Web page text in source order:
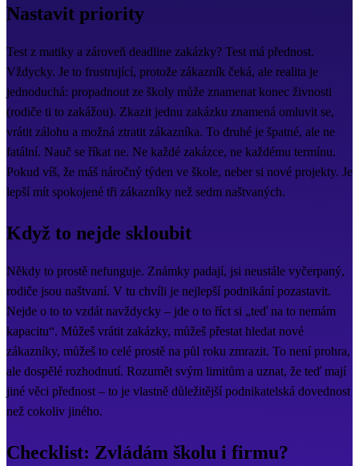
Nastavit priority
Test z matiky a zároveň deadline zakázky? Test má přednost.
Vždycky. Je to frustrující, protože zákazník čeká, ale realita je
jednoduchá: propadnout ze školy může znamenat konec živnosti
(rodiče ti to zakážou). Zkazit jednu zakázku znamená omluvit se,
vrátit zálohu a možná ztratit zákazníka. To druhé je špatné, ale ne
fatální. Nauč se říkat ne. Ne každé zakázce, ne každému termínu.
Pokud víš, že máš náročný týden ve škole, neber si nové projekty. Je
lepší mít spokojené tři zákazníky než sedm naštvaných.
Když to nejde skloubit
Někdy to prostě nefunguje. Známky padají, jsi neustále vyčerpaný,
rodiče jsou naštvaní. V tu chvíli je nejlepší podnikání pozastavit.
Nejde o to to vzdát navždycky – jde o to říct si „teď na to nemám
kapacitu“. Můžeš vrátit zakázky, můžeš přestat hledat nové
zákazníky, můžeš to celé prostě na půl roku zmrazit. To není prohra,
ale dospělé rozhodnutí. Rozumět svým limitům a uznat, že teď mají
jiné věci přednost – to je vlastně důležitější podnikatelská dovednost
než cokoliv jiného.
Checklist: Zvládám školu i firmu?